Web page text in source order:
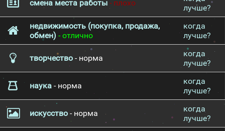
смена места работы - плохо
лучше?
недвижимость (покупка, продажа,
обмен) - отлично
когда
лучше?
творчество - норма
когда
лучше?
наука - норма
когда
лучше?
искусство - норма
когда
лучше?